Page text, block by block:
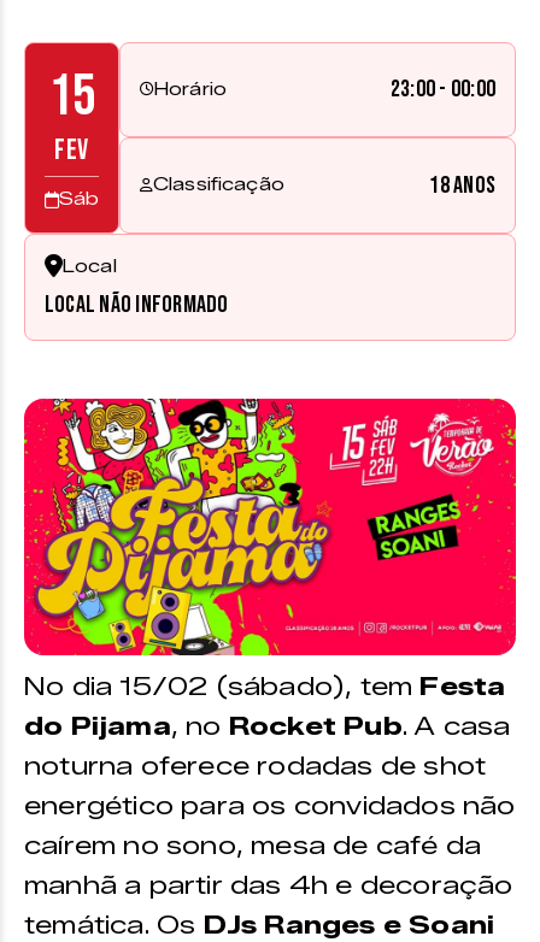
15
FEV
Sáb
Horário 23:00 - 00:00
Classificação 18 anos
Local
Local não informado
No dia 15/02 (sábado), tem Festa
do Pijama, no Rocket Pub. A casa
noturna oferece rodadas de shot
energético para os convidados não
caírem no sono, mesa de café da
manhã a partir das 4h e decoração
temática. Os DJs Ranges e Soani